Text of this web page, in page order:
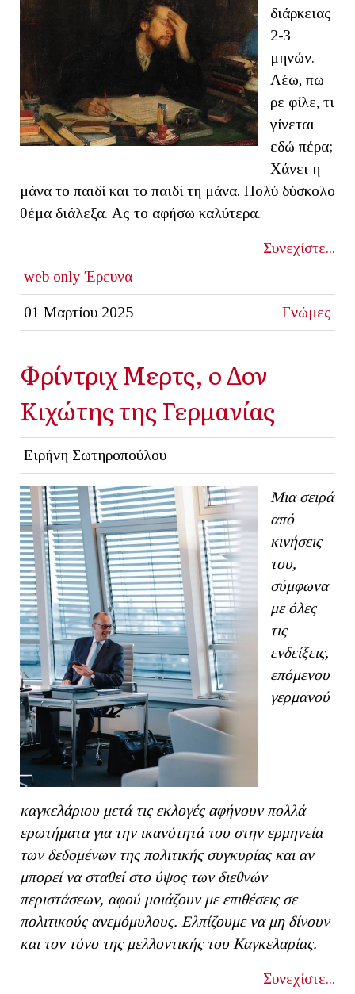
διάρκειας
2-3
μηνών.
Λέω, πω
ρε φίλε, τι
γίνεται
εδώ πέρα;
Χάνει η
μάνα το παιδί και το παιδί τη μάνα. Πολύ δύσκολο
θέμα διάλεξα. Ας το αφήσω καλύτερα.
Συνεχίστε...
web only Έρευνα
01 Μαρτίου 2025 Γνώμες
Φρίντριχ Μερτς, ο Δον
Κιχώτης της Γερμανίας
Ειρήνη Σωτηροπούλου
Μια σειρά
από
κινήσεις
του,
σύμφωνα
με όλες
τις
ενδείξεις,
επόμενου
γερμανού
καγκελάριου μετά τις εκλογές αφήνουν πολλά
ερωτήματαγια την ικανότητά του στην ερμηνεία
των δεδομένων της πολιτικής συγκυρίαςκαι αν
μπορείνα σταθεί στο ύψος των διεθνών
περιστάσεων, αφού μοιάζουν με επιθέσεις σε
πολιτικούς ανεμόμυλους. Ελπίζουμε να μη δίνουν
και τον τόνο της μελλοντικής του Καγκελαρίας.
Συνεχίστε...